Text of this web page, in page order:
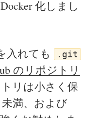
化しまし
入れても .git
のリポジトリ
リは小さく保
満、および